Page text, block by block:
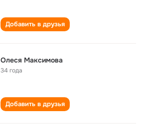
Добавить в друзья
Олеся Максимова
34 года
Добавить в друзья